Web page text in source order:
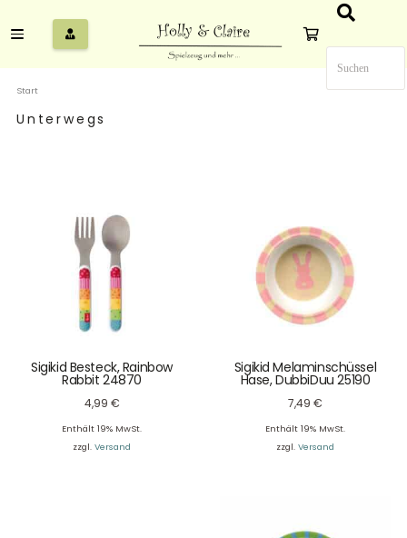
Start
Unterwegs
Sigikid Besteck, Rainbow
Rabbit 24870
4,99 €
Enthält 19% MwSt.
zzgl. Versand
Sigikid Melaminschüssel
Hase, DubbiDuu 25190
7,49 €
Enthält 19% MwSt.
zzgl. Versand